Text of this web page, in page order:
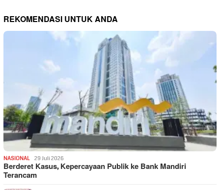
REKOMENDASI UNTUK ANDA
NASIONAL 29 Juli 2026
Berderet Kasus, Kepercayaan Publik ke Bank Mandiri
Terancam